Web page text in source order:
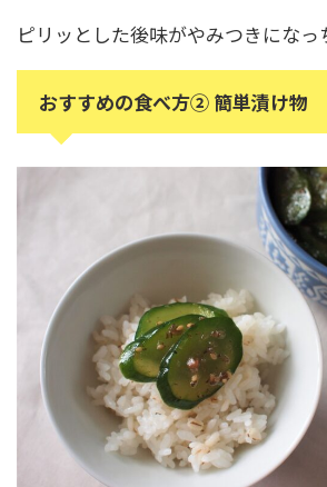
ピリッとした後味がやみつきになっ
おすすめの食べ方② 簡単漬け物